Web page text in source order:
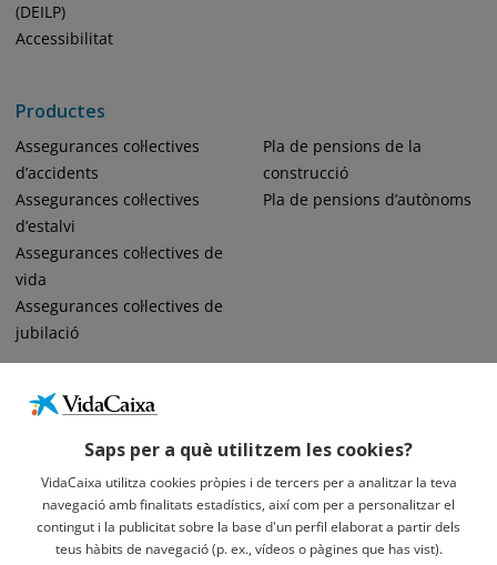
Saps per a què utilitzem les cookies?
VidaCaixa utilitza cookies pròpies i de tercers per a analitzar la teva
navegació amb finalitats estadístics, així com per a personalitzar el
contingut i la publicitat sobre la base d'un perfil elaborat a partir dels
teus hàbits de navegació (p. ex., vídeos o pàgines que has vist).
(DEILP)
Accessibilitat
Productes
Assegurances col·lectives
d’accidents
Assegurances col·lectives
d’estalvi
Assegurances col·lectives de
vida
Assegurances col·lectives de
jubilació
Pla de pensions de la
construcció
Pla de pensions d’autònoms
Informació Legal Sobre VidaCaixa, S.A.
Avís Legal